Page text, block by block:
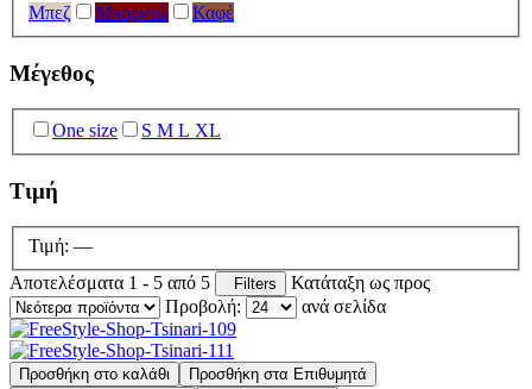
Μπεζ
Μπορντώ Καφέ
Μέγεθος
One size S M L XL
Τιμή
Τιμή: —
Αποτελέσματα 1 - 5 από 5
Filters
Κατάταξη ως προς
Προβολή:
ανά σελίδα
Προσθήκη στο καλάθι
Προσθήκη στα Επιθυμητά